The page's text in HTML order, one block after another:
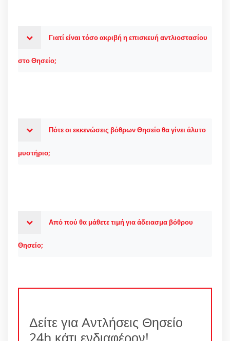
Γιατί είναι τόσο ακριβή η επισκευή αντλιοστασίου
στο Θησείο;
Πότε οι εκκενώσεις βόθρων Θησείο θα γίνει άλυτο
μυστήριο;
Από πού θα μάθετε τιμή για άδειασμα βόθρου
Θησείο;
Δείτε για Αντλήσεις Θησείο